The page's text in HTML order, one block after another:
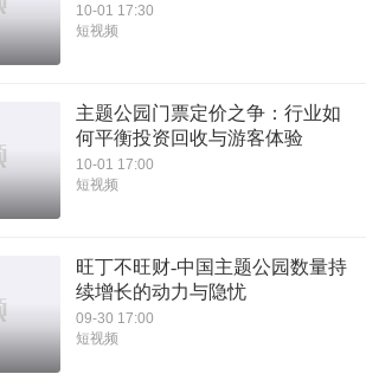
10-01 17:30
短视频
主题公园门票定价之争：行业如
何平衡投资回收与游客体验
10-01 17:00
短视频
旺丁不旺财-中国主题公园数量持
续增长的动力与隐忧
09-30 17:00
短视频